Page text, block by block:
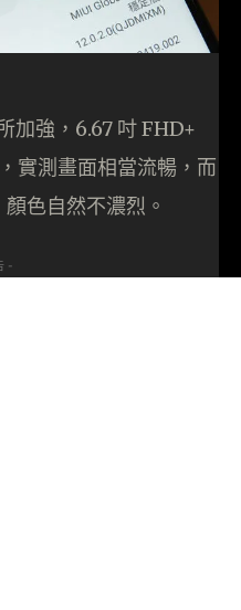
加強，6.67 吋 FHD+
實測畫面相當流暢，而
色自然不濃烈。
-